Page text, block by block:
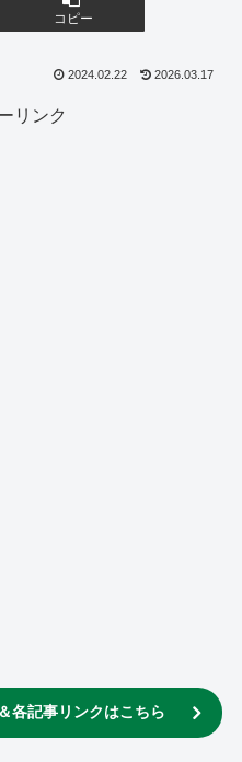
コピー
2024.02.22 2026.03.17
リンク
各記事リンクはこちら